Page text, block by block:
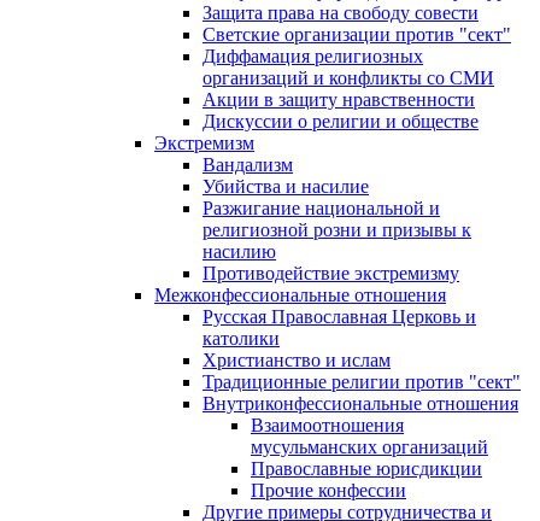
Защита права на свободу совести
Светские организации против "сект"
Диффамация религиозных
организаций и конфликты со СМИ
Акции в защиту нравственности
Дискуссии о религии и обществе
Экстремизм
Вандализм
Убийства и насилие
Разжигание национальной и
религиозной розни и призывы к
насилию
Противодействие экстремизму
Межконфессиональные отношения
Русская Православная Церковь и
католики
Христианство и ислам
Традиционные религии против "сект"
Внутриконфессиональные отношения
Взаимоотношения
мусульманских организаций
Православные юрисдикции
Прочие конфессии
Другие примеры сотрудничества и